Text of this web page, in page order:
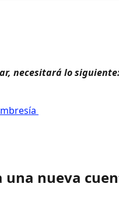
necesitará lo
una nueva